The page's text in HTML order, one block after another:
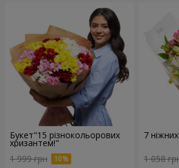
Букет"15 різнокольорових
хризантем!"
1 999 грн
7
1 058